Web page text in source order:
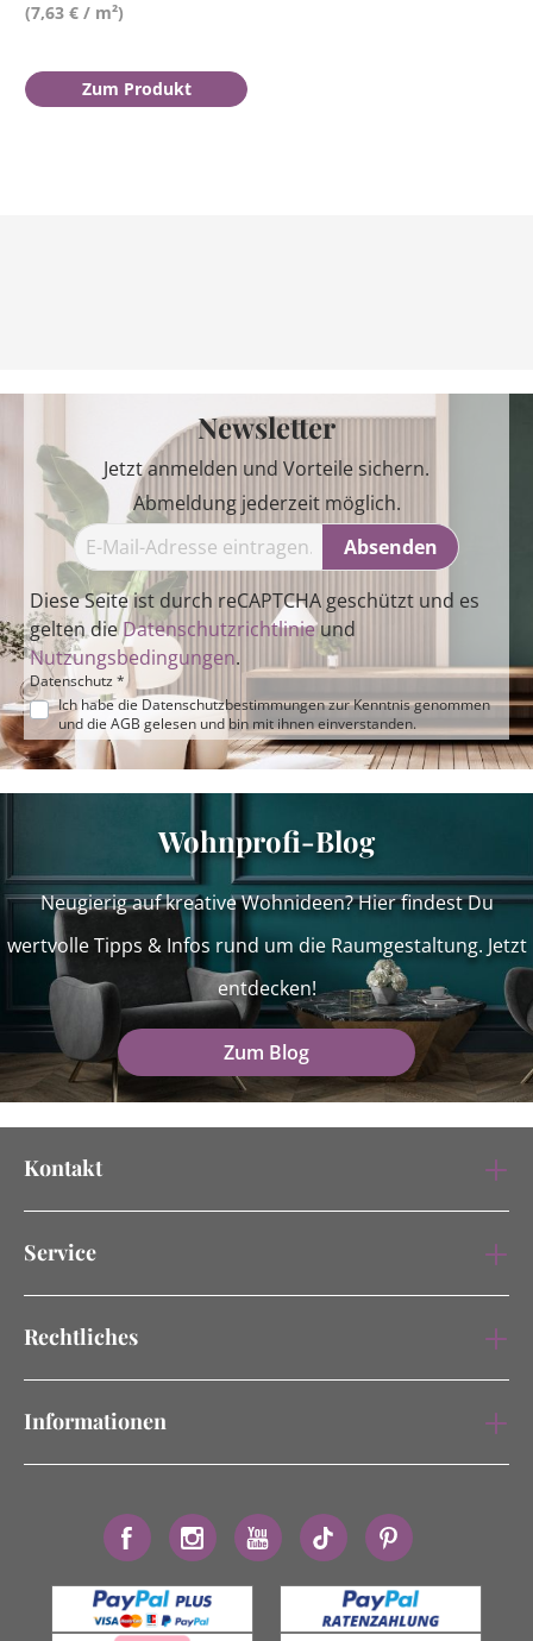
(7,63 € / m²)
Zum Produkt
Newsletter
Jetzt anmelden und Vorteile sichern.
Abmeldung jederzeit möglich.
Absenden
Diese Seite ist durch reCAPTCHA geschützt und es
gelten dieDatenschutzrichtlinieund
Nutzungsbedingungen.
Datenschutz *
Ich habe die Datenschutzbestimmungenzur Kenntnis genommen
und die AGB gelesen und bin mit ihnen einverstanden.
Wohnprofi-Blog
Neugierig auf kreative Wohnideen? Hier findest Du
wertvolle Tipps & Infos rund um die Raumgestaltung. Jetzt
entdecken!
Zum Blog
Kontakt
Service
Rechtliches
Informationen